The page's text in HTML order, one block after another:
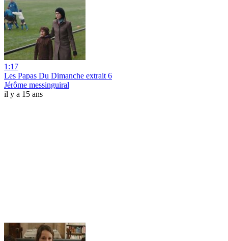
1:17
Les Papas Du Dimanche extrait 6
Jérôme messinguiral
il y a 15 ans